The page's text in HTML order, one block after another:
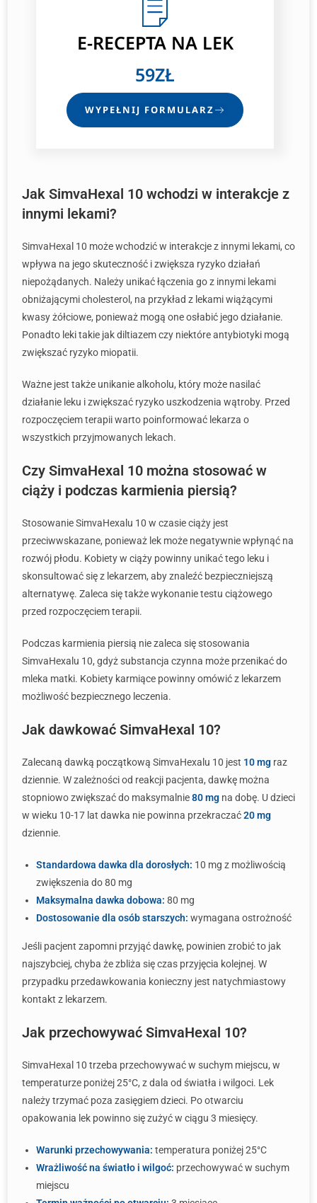
E-RECEPTA NA LEK
59ZŁ
WYPEŁNIJ FORMULARZ
Jak SimvaHexal 10 wchodzi w interakcje z
innymi lekami?
SimvaHexal 10 może wchodzić w interakcje z innymi lekami, co
wpływa na jego skuteczność i zwiększa ryzyko działań
niepożądanych. Należy unikać łączenia go z innymi lekami
obniżającymi cholesterol, na przykład z lekami wiążącymi
kwasy żółciowe, ponieważ mogą one osłabić jego działanie.
Ponadto leki takie jak diltiazem czy niektóre antybiotyki mogą
zwiększać ryzyko miopatii.
Ważne jest także unikanie alkoholu, który może nasilać
działanie leku i zwiększać ryzyko uszkodzenia wątroby. Przed
rozpoczęciem terapii warto poinformować lekarza o
wszystkich przyjmowanych lekach.
Czy SimvaHexal 10 można stosować w
ciąży i podczas karmienia piersią?
Stosowanie SimvaHexalu 10 w czasie ciąży jest
przeciwwskazane, ponieważ lek może negatywnie wpłynąć na
rozwój płodu. Kobiety w ciąży powinny unikać tego leku i
skonsultować się z lekarzem, aby znaleźć bezpieczniejszą
alternatywę. Zaleca się także wykonanie testu ciążowego
przed rozpoczęciem terapii.
Podczas karmienia piersią nie zaleca się stosowania
SimvaHexalu 10, gdyż substancja czynna może przenikać do
mleka matki. Kobiety karmiące powinny omówić z lekarzem
możliwość bezpiecznego leczenia.
Jak dawkować SimvaHexal 10?
Zalecaną dawką początkową SimvaHexalu 10 jest 10 mg raz
dziennie. W zależności od reakcji pacjenta, dawkę można
stopniowo zwiększać do maksymalnie80 mg na dobę. U dzieci
w wieku 10-17 lat dawka nie powinna przekraczać20 mg
dziennie.
Standardowa dawka dla dorosłych: 10 mg z możliwością
zwiększenia do 80 mg
Maksymalna dawka dobowa: 80 mg
Dostosowanie dla osób starszych: wymagana ostrożność
Jeśli pacjent zapomni przyjąć dawkę, powinien zrobić to jak
najszybciej, chyba że zbliża się czas przyjęcia kolejnej. W
przypadku przedawkowania konieczny jest natychmiastowy
kontakt z lekarzem.
Jak przechowywać SimvaHexal 10?
SimvaHexal 10 trzeba przechowywać w suchym miejscu, w
temperaturze poniżej 25°C, z dala od światła i wilgoci. Lek
należy trzymać poza zasięgiem dzieci. Po otwarciu
opakowania lek powinno się zużyć w ciągu 3 miesięcy.
Warunki przechowywania: temperatura poniżej 25°C
Wrażliwość na światło i wilgoć: przechowywać w suchym
miejscu